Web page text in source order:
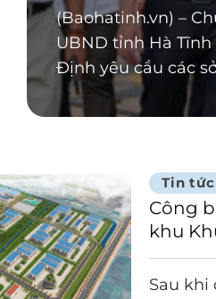
(Baohatinh.vn) –
UBND tỉnh Hà
Định yêu cầu các
Tin tức
Công
khu
Vàng
Sau khi